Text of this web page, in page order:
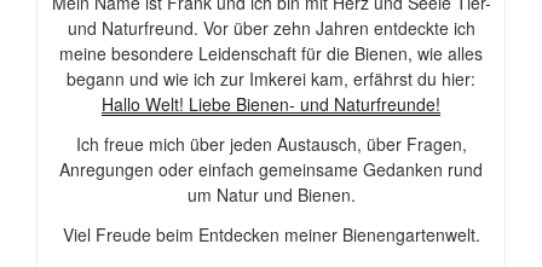
und Naturfreund. Vor über zehn Jahren entdeckte ich
meine besondere Leidenschaft für die Bienen, wie alles
begann und wie ich zur Imkerei kam, erfährst du hier:
Hallo Welt! Liebe Bienen- und Naturfreunde!
Ich freue mich über jeden Austausch, über Fragen,
Anregungen oder einfach gemeinsame Gedanken rund
um Natur und Bienen.
Viel Freude beim Entdecken meiner Bienengartenwelt.